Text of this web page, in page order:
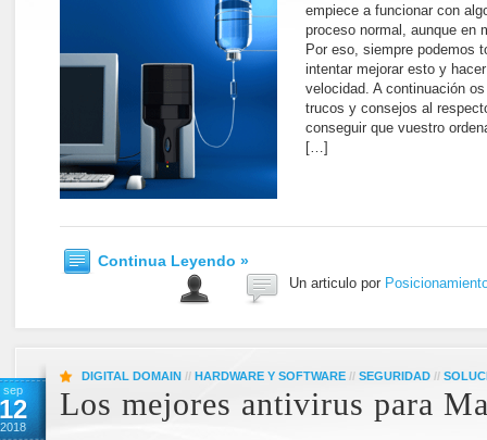
empiece a funcionar con
proceso normal, aunque en
Por eso, siempre podemos
intentar mejorar esto y
velocidad. A continuación
trucos y consejos al
conseguir que vuestro
[…]
Continua Leyendo »
Un articulo por
sep
12
2018
DIGITAL DOMAIN // HARDWARE Y SOFTWARE // SEGURIDAD //
Los mejores antivirus para